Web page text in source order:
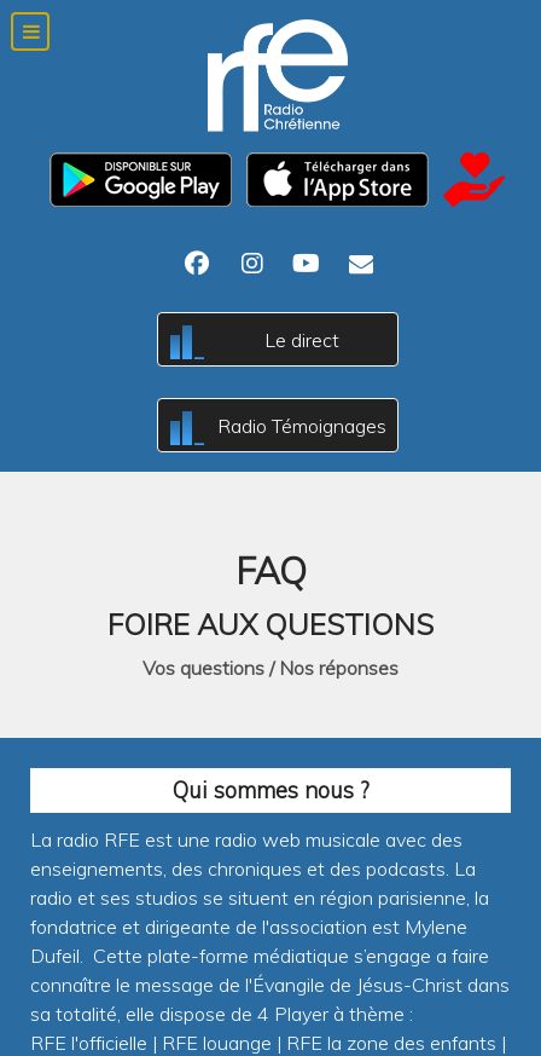
A
B
Le direct
A
B
Radio Témoignages
FAQ
FOIRE AUX QUESTIONS
Vos questions / Nos réponses
Qui sommes nous ?
La radio RFE est une radio web musicale avec des
enseignements, des chroniques et des podcasts. La
radio et ses studios se situent en région parisienne, la
fondatrice et dirigeante de l'association est Mylene
Dufeil. Cette plate-forme médiatique s’engage a faire
connaître le message de l'Évangile de Jésus-Christ dans
sa totalité, elle dispose de 4 Player à thème :
RFE l'officielle | RFE louange | RFE la zone des enfants |